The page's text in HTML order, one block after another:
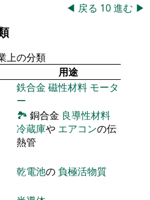
◀ 戻る 10進む ▶
上の分類
用途
鉄合金 磁性材料 モータ
ー
🏞 銅合金 良導性材料
冷蔵庫や エアコンの伝
熱管
乾電池の 負極活物質